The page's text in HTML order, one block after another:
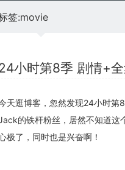
签:movie
小时第8季 剧情+
天逛博客，忽然发现24小时第
的铁杆粉丝，居然不知道这
极了，同时也是兴奋啊！